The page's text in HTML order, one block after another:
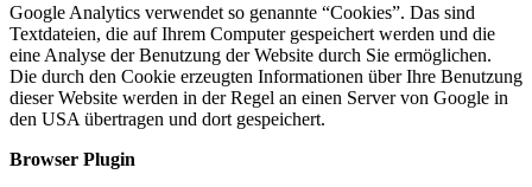
Google Analytics verwendet so genannte “Cookies”. Das sind
Textdateien, die auf Ihrem Computer gespeichert werden und die
eine Analyse der Benutzung der Website durch Sie ermöglichen.
Die durch den Cookie erzeugten Informationen über Ihre Benutzung
dieser Website werden in der Regel an einen Server von Google in
den USA übertragen und dort gespeichert.
Browser Plugin